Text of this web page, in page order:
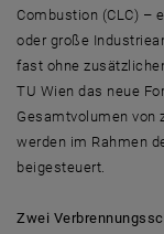
Combustion (CLC) –
oder große
fast ohne
TU Wien das neue
Gesamtvolumen von
werden im Rahmen
beigesteuert.
Zwei